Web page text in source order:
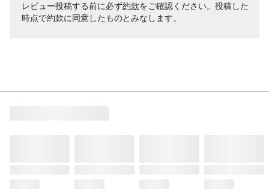
レビュー投稿する前に必ず約款をご確認ください。投稿した
時点で約款に同意したものとみなします。